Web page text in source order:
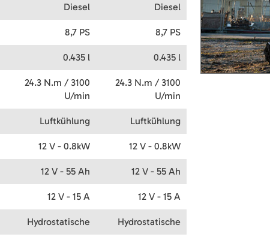
Diesel Diesel
8,7 PS 8,7 PS
0.435 l 0.435 l
24.3 N.m / 3100
U/min
24.3 N.m / 3100
U/min
Luftkühlung Luftkühlung
12 V - 0.8kW 12 V - 0.8kW
12 V - 55 Ah 12 V - 55 Ah
12 V - 15 A 12 V - 15 A
Hydrostatische Hydrostatische